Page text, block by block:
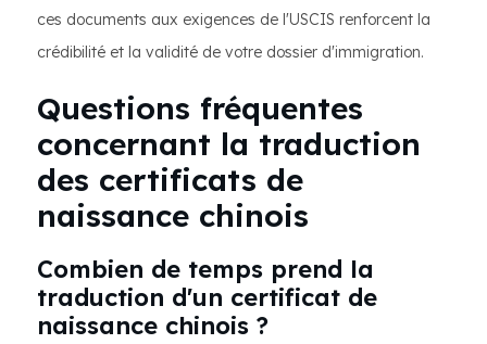
ces documents aux exigences de l'USCIS renforcent la
crédibilité et la validité de votre dossier d'immigration.
Questions fréquentes
concernant la traduction
des certificats de
naissance chinois
Combien de temps prend la
traduction d'un certificat de
naissance chinois ?